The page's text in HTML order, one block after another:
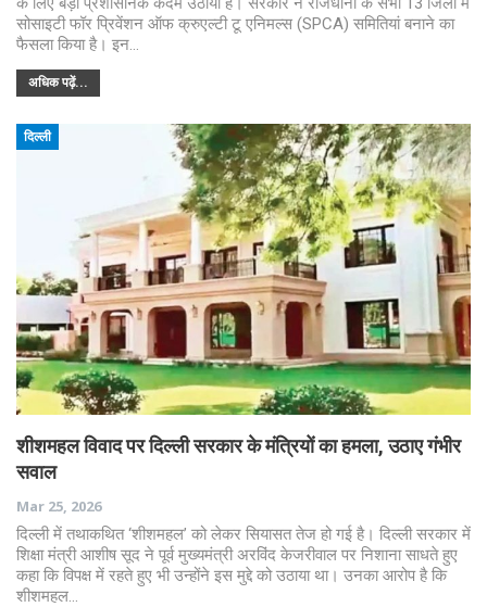
सोसाइटी फॉर प्रिवेंशन ऑफ क्रुएल्टी टू एनिमल्स (SPCA) समितियां बनाने का
फैसला किया है। इन…
अधिक पढ़ें...
दिल्ली
शीशमहल विवाद पर दिल्ली सरकार के मंत्रियों का हमला, उठाए गंभीर
सवाल
Mar 25, 2026
दिल्ली में तथाकथित ‘शीशमहल’ को लेकर सियासत तेज हो गई है। दिल्ली सरकार में
शिक्षा मंत्री आशीष सूद ने पूर्व मुख्यमंत्री अरविंद केजरीवाल पर निशाना साधते हुए
कहा कि विपक्ष में रहते हुए भी उन्होंने इस मुद्दे को उठाया था। उनका आरोप है कि
शीशमहल…